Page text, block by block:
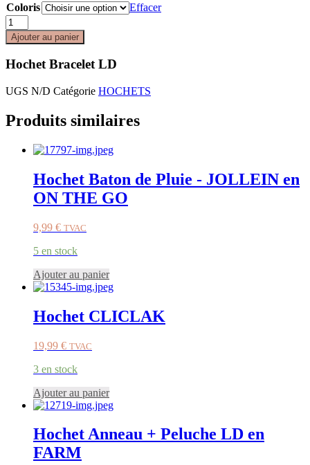
Coloris
Effacer
quantité
de
Hochet
Bracelet
LD
Ajouter au panier
Hochet Bracelet LD
UGS N/D Catégorie HOCHETS
Produits similaires
Hochet Baton de Pluie - JOLLEIN en
ON THE GO
9,99 € TVAC
5 en stock
Ajouter au panier
Hochet CLICLAK
19,99 € TVAC
3 en stock
Ajouter au panier
Hochet Anneau + Peluche LD en
FARM